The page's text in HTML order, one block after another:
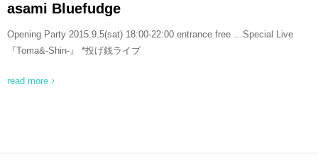
asami Bluefudge
Opening Party 2015.9.5(sat) 18:00-22:00 entrance free …Special Live
『Toma&-Shin-』 *投げ銭ライブ
read more